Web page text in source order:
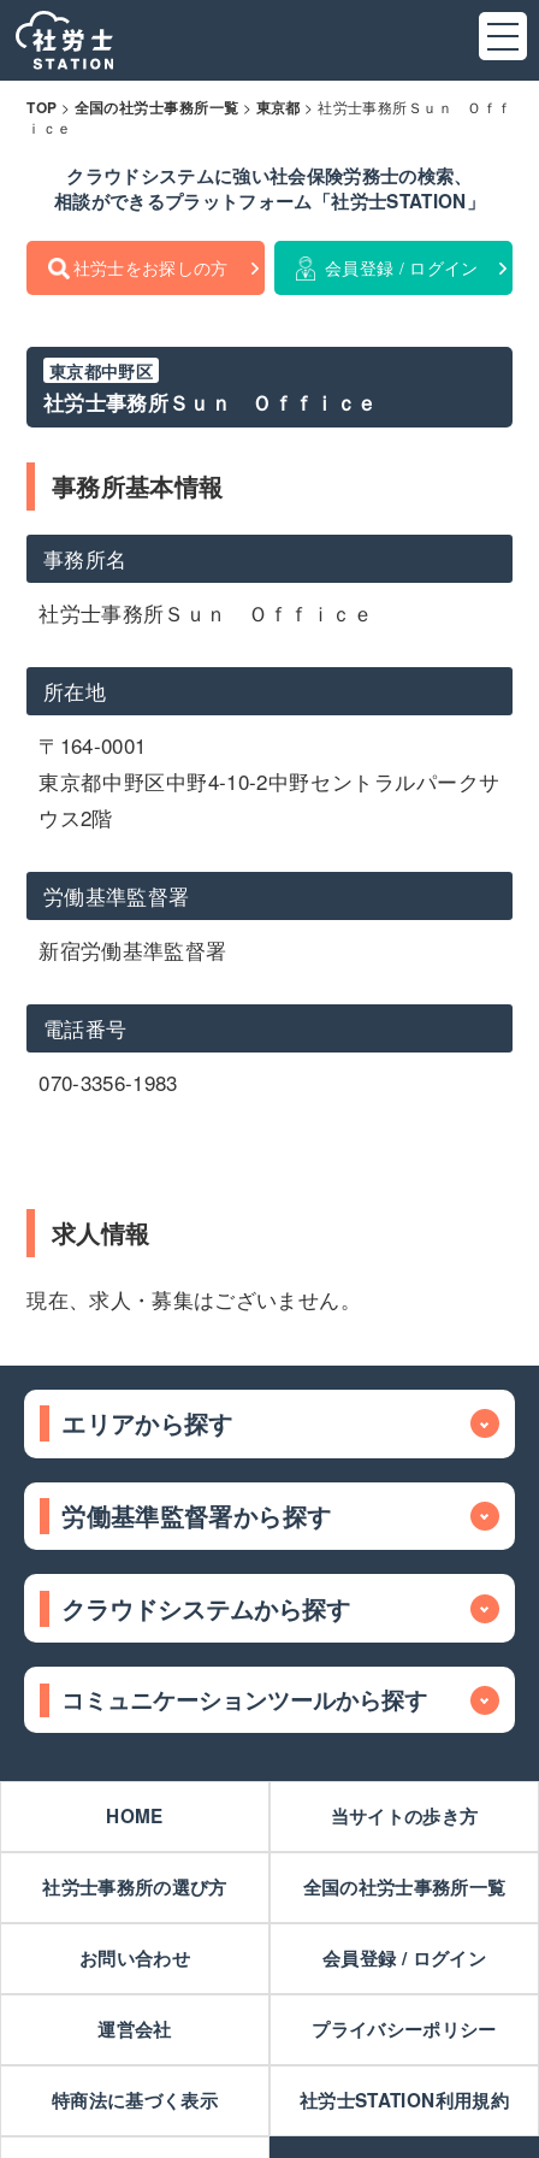
TOP > 全国の社労士事務所一覧 > 東京都 >社労士事務所Ｓｕｎ Ｏｆｆ
ｉｃｅ
クラウドシステムに強い社会保険労務士の検索、
相談ができるプラットフォーム「社労士STATION」
社労士をお探しの方 会員登録 / ログイン
東京都中野区
社労士事務所Ｓｕｎ Ｏｆｆｉｃｅ
事務所基本情報
事務所名
社労士事務所Ｓｕｎ Ｏｆｆｉｃｅ
所在地
〒164-0001
東京都中野区中野4-10-2中野セントラルパークサ
ウス2階
労働基準監督署
新宿労働基準監督署
電話番号
070-3356-1983
求人情報
現在、求人・募集はございません。
エリアから探す
労働基準監督署から探す
クラウドシステムから探す
コミュニケーションツールから探す
HOME 当サイトの歩き方
社労士事務所の選び方 全国の社労士事務所一覧
お問い合わせ 会員登録 / ログイン
運営会社 プライバシーポリシー
特商法に基づく表示 社労士STATION利用規約